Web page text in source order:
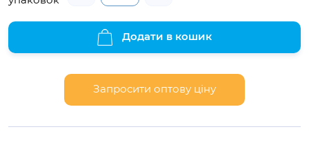
Додати в кошик
Запросити оптову ціну